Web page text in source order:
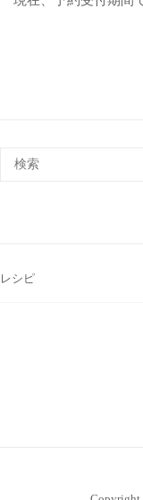
レシピ